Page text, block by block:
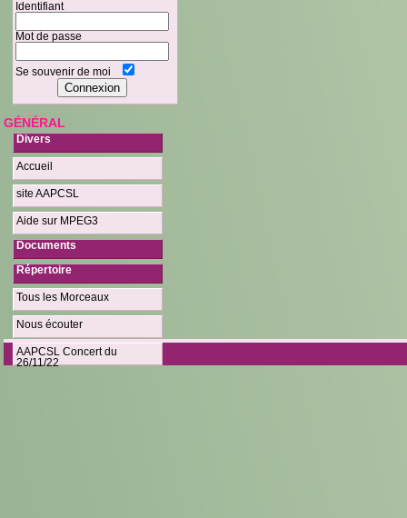
Identifiant
Mot de passe
Se souvenir de moi
GÉNÉRAL
Divers
Accueil
site AAPCSL
Aide sur MPEG3
Documents
Répertoire
Tous les Morceaux
Nous écouter
AAPCSL Concert du
26/11/22